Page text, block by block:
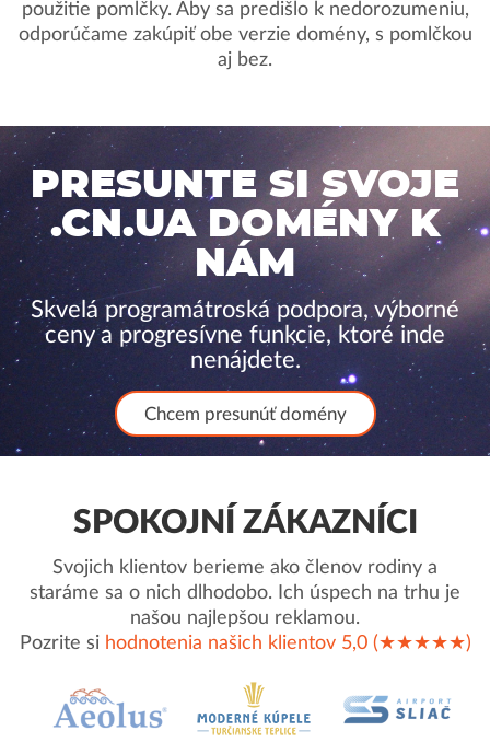
použitie pomlčky. Aby sa predišlo k nedorozumeniu,
odporúčame zakúpiť obe verzie domény, s pomlčkou
aj bez.
PRESUNTE SI SVOJE
.CN.UA DOMÉNY K
NÁM
Skvelá programátroská podpora, výborné
ceny a progresívne funkcie, ktoré inde
nenájdete.
Chcem presunúť domény
SPOKOJNÍ ZÁKAZNÍCI
Svojich klientov berieme ako členov rodiny a
staráme sa o nich dlhodobo. Ich úspech na trhu je
našou najlepšou reklamou.
Pozrite si hodnotenia našich klientov 5,0 (★★★★★)